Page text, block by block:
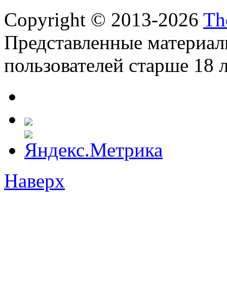
Copyright © 2013-2026
Представленные
пользователей старше 18
Наверх